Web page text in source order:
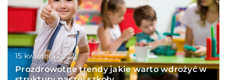
15 kwietnia 2022
Prozdrowotne trendy jakie warto wdrożyć w